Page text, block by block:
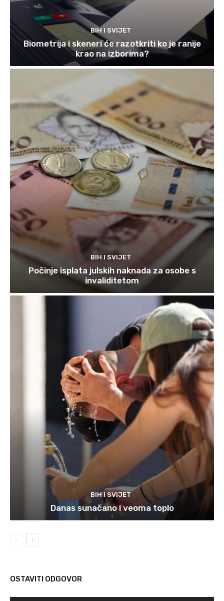
BIH I SVIJET
Biometrija i skeneri će razotkriti ko je ranije
krao na izborima?
BIH I SVIJET
Počinje isplata julskih naknada za osobe s
invaliditetom
BIH I SVIJET
Danas sunačano i veoma toplo
OSTAVITI ODGOVOR